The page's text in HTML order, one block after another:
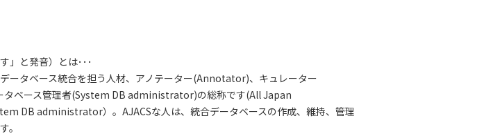
」と発音）とは･･･
ータベース統合を担う人材、アノテーター(Annotator)、キュレーター
タベース管理者(System DB administrator)の総称です(All Japan
DB administrator）。AJACSな人は、統合データベースの作成、維持、管理
。